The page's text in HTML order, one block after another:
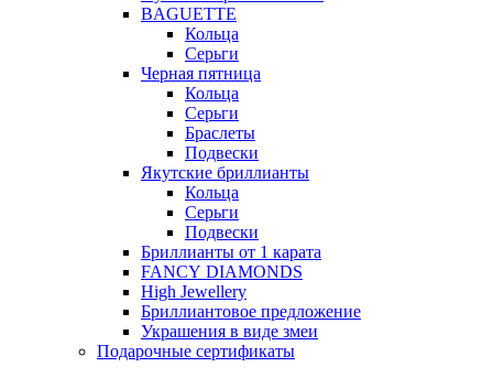
BAGUETTE
Кольца
Серьги
Черная пятница
Кольца
Серьги
Браслеты
Подвески
Якутские бриллианты
Кольца
Серьги
Подвески
Бриллианты от 1 карата
FANCY DIAMONDS
High Jewellery
Бриллиантовое предложение
Украшения в виде змеи
Подарочные сертификаты